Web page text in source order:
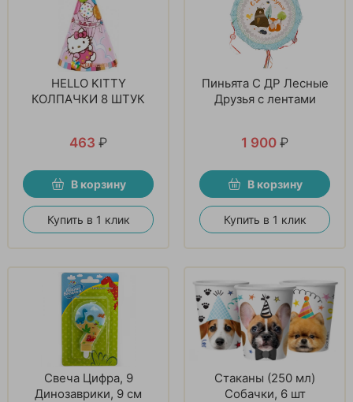
HELLO KITTY
КОЛПАЧКИ 8 ШТУК
463 ₽
В корзину
Купить в 1 клик
Пиньята С ДР Лесные
Друзья с лентами
1 900 ₽
В корзину
Купить в 1 клик
Свеча Цифра, 9
Динозаврики, 9 см
Стаканы (250 мл)
Собачки, 6 шт